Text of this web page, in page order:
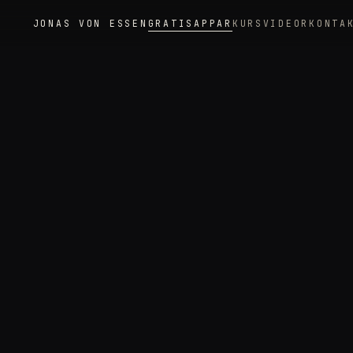
JONAS VON ESSEN GRATISAPPAR KURS VIDEOR